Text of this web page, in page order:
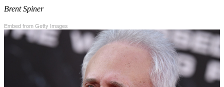
Brent Spiner
Embed from Getty Images